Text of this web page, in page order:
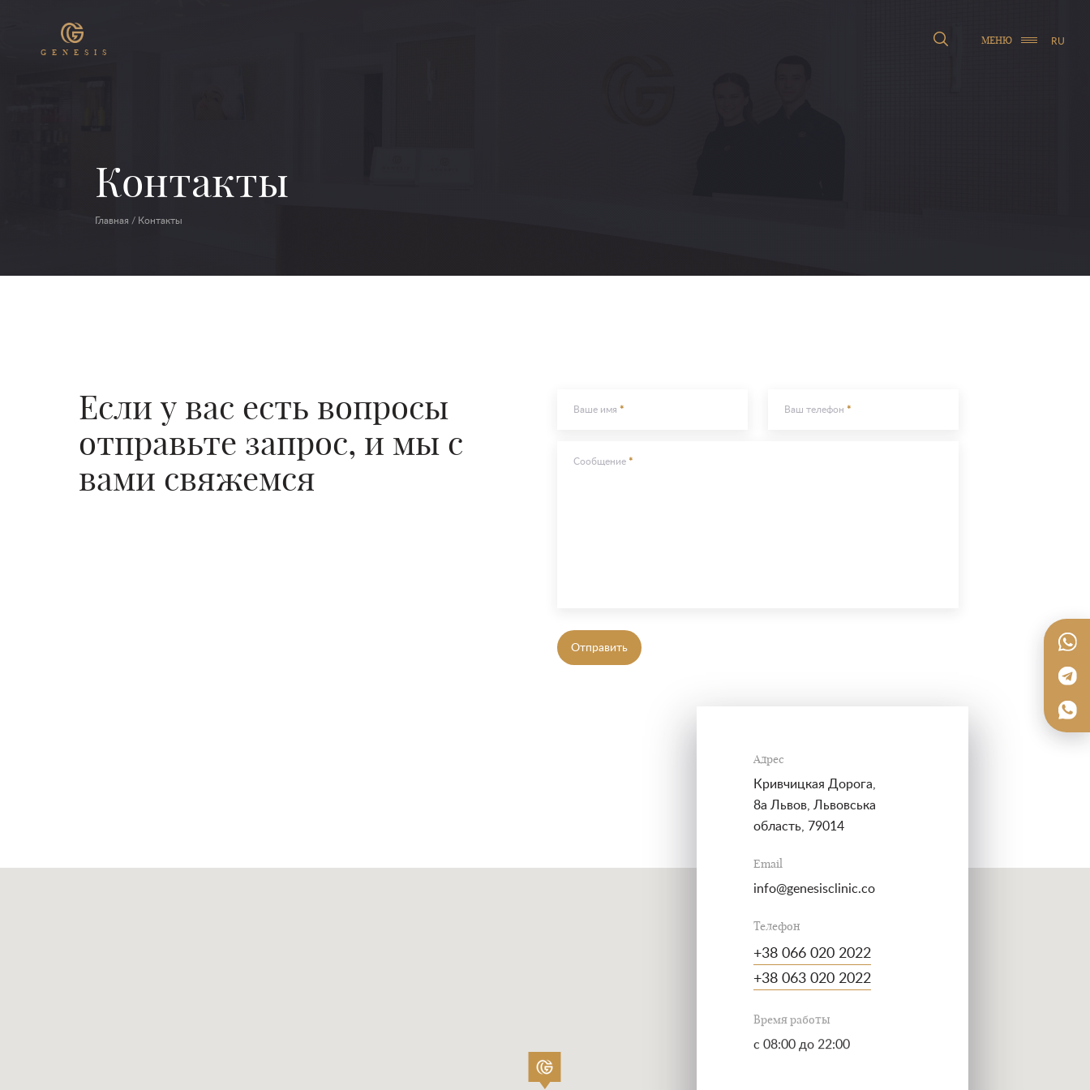
GENESIS
МЕНЮ RU
Контакты
Главная / Контакты
Ваше имя Ваш телефон
Сообщение
Отправить
Если у вас есть вопросы
отправьте запрос, и мы с
вами свяжемся
Адрес
Кривчицкая Дорога,
8a Львов, Львовська
область, 79014
Email
info@genesisclinic.co
Телефон
+38 066 020 2022
+38 063 020 2022
Время работы
c 08:00 до 22:00